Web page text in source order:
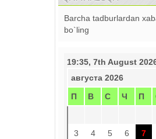
Barcha tadburlardan
bo`ling
19:35, 7th August
августа 2026
П
В С Ч П
3
4 5 6 7